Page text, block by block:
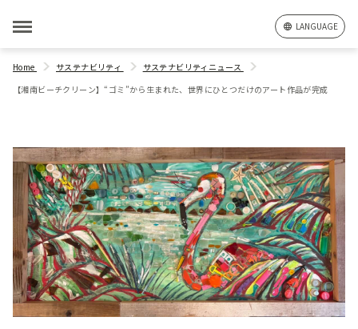
LANGUAGE
Home サステナビリティ
サステナビリティニュース
【湘南ビーチクリーン】“ゴミ”から生まれた、世界にひとつだけのアート作品が完成